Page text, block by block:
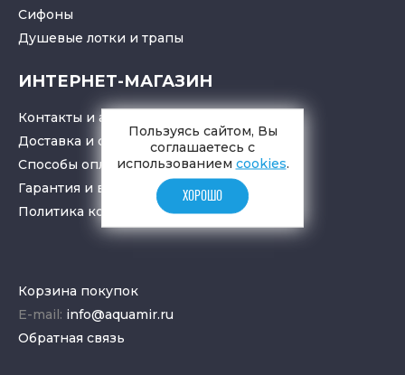
Cифоны
Душевые лотки и трапы
ИНТЕРНЕТ-МАГАЗИН
Контакты и адрес
Доставка и самовывоз
Способы оплаты
Гарантия и возврат товара
Политика конфиденциальности
Корзина покупок
E-mail: info@aquamir.ru
Обратная связь
Пользуясь сайтом, Вы
соглашаетесь с
использованием cookies.
ХОРОШО